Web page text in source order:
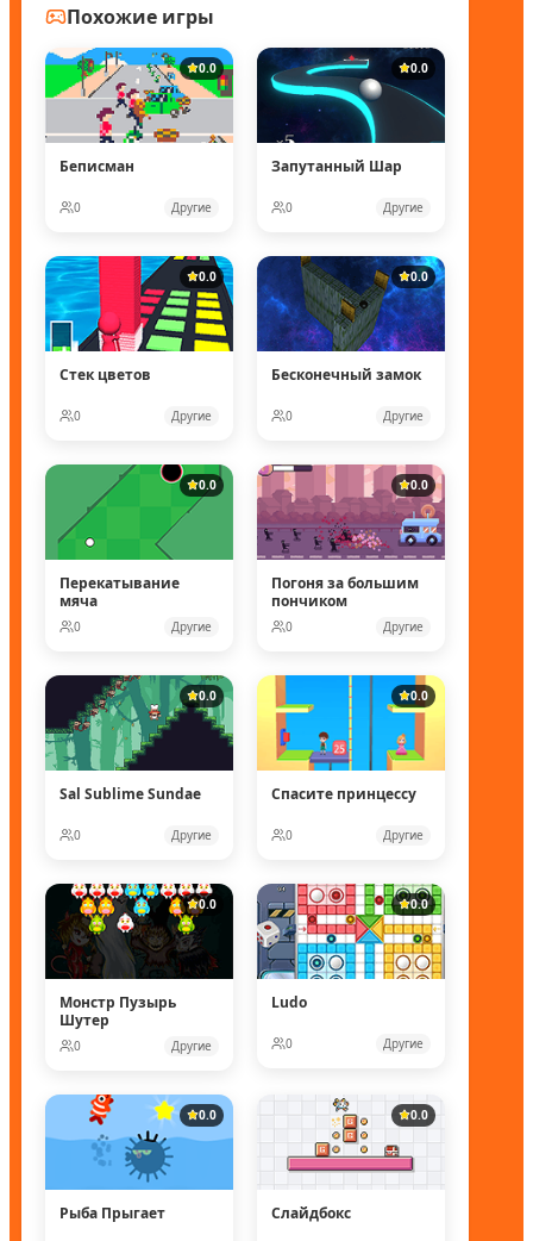
Похожие игры
0.0
Беписман
0 Другие
0.0
Запутанный Шар
0 Другие
0.0
Стек цветов
0 Другие
0.0
Бесконечный замок
0 Другие
0.0
Перекатывание
мяча
0 Другие
0.0
Погоня за большим
пончиком
0 Другие
0.0
Sal Sublime Sundae
0 Другие
0.0
Спасите принцессу
0 Другие
0.0
Монстр Пузырь
Шутер
0 Другие
0.0
Ludo
0 Другие
0.0
Рыба Прыгает
0.0
Слайдбокс